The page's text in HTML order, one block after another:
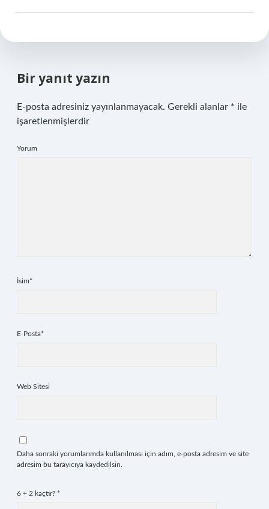
Bir yanıt yazın
E-posta adresiniz yayınlanmayacak. Gerekli alanlar * ile
işaretlenmişlerdir
Yorum
İsim*
E-Posta*
Web Sitesi
Daha sonraki yorumlarımda kullanılması için adım, e-posta adresim ve site
adresim bu tarayıcıya kaydedilsin.
6 + 2 kaçtır? *